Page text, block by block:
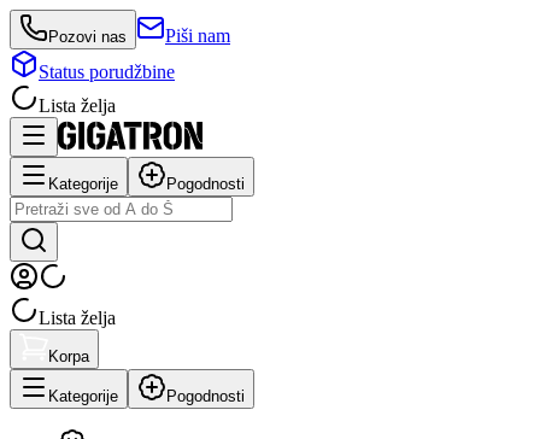
Pozovi nas
Piši nam
Status porudžbine
Lista želja
Kategorije Pogodnosti
Lista želja
Korpa
Kategorije Pogodnosti